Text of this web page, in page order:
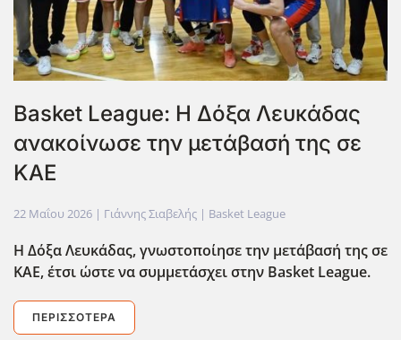
Basket League: Η Δόξα Λευκάδας
ανακοίνωσε την μετάβασή της σε
ΚΑΕ
22 Μαΐου 2026 | Γιάννης Σιαβελής | Basket League
H Δόξα Λευκάδας, γνωστοποίησε την μετάβασή της σε
ΚΑΕ, έτσι ώστε να συμμετάσχει στην Basket League.
ΠΕΡΙΣΣΌΤΕΡΑ